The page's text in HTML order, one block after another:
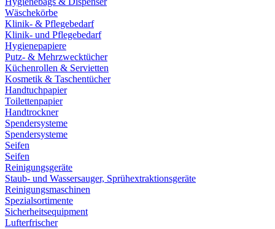
Wäschekörbe
Klinik- & Pflegebedarf
Klinik- und Pflegebedarf
Hygienepapiere
Putz- & Mehrzwecktücher
Küchenrollen & Servietten
Kosmetik & Taschentücher
Handtuchpapier
Toilettenpapier
Handtrockner
Spendersysteme
Spendersysteme
Seifen
Seifen
Reinigungsgeräte
Staub- und Wassersauger, Sprühextraktionsgeräte
Reinigungsmaschinen
Spezialsortimente
Sicherheitsequipment
Lufterfrischer